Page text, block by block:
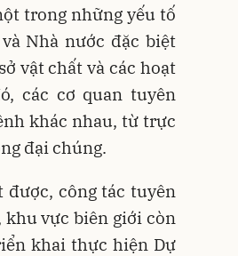
trong những yếu tố
Nhà nước đặc biệt
vật chất và các hoạt
các cơ quan tuyên
khác nhau, từ trực
đại chúng.
công tác tuyên
vực biên giới còn
khai thực hiện Dự